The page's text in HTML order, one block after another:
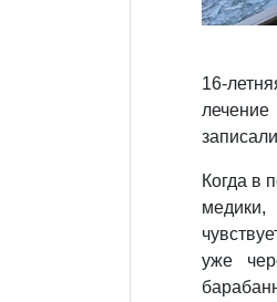
16-
Когда в
медики,
уже